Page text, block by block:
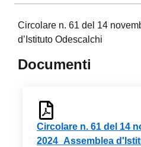
Circolare n. 61 del 14
d’Istituto Odescalchi
Documenti
Circolare n. 61 del 14
2024_Assemblea